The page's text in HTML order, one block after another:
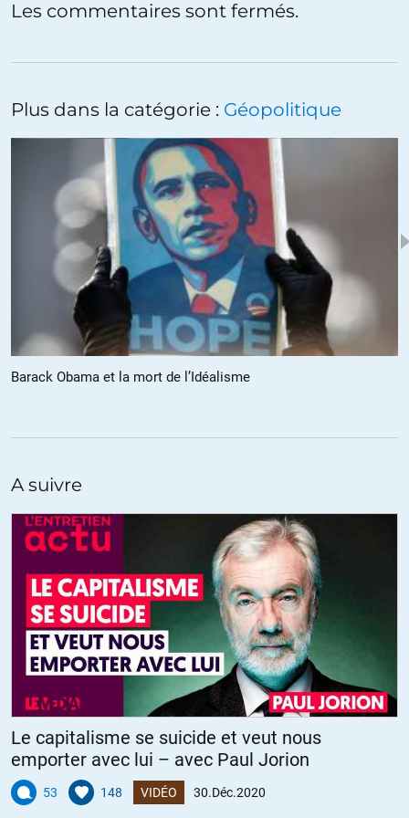
populations qui ne voudraient pas le voir se tarir afin de ne pas
Et ne vous en faites pas, il en va de même sur l’ensemble de la
planète, en dehors des pays « sous développés ».
L’énergie (ou plutôt sa transformation, on ne peut pas en créer
malgré toutes les incantations des prophètes de toutes sortes) a
TOUJOURS un coût « externalisé » : CO2, dérèglement climatique,
catastrophes naturelles, désastres écologiques) équivalent à celui de
l’énergie récupérée.
Si l’on se contente à échelle personnelle de récupérer l’énergie
impacts se trouveront alors concentrés en un seul point, ce qui
entraînera ensuite des désastres équivalents…
+5 ALERTER
Touriste//02.01.2021 à 03h24
Bonjour,
Peut-être que les gouvernements chinois et indiens n’ont que faire
de l’avis des « zécolos » (une branche cousine de celle des
« zélites ») aussi bien autochtones (s’ils existent) qu’occidentaux
(élevages en batterie). Et que d’autres raisons plus pragmatiques
seraient à l’oeuvre : l’énergie hydro-électrique serait bien plus
« pilotable » (terme très à la mode ces temps-ci) que le solaire et
l’éolien et moins coûteuse sur le long terme que le charbon ou a
Les commentaires sont fermés.
Plus dans la catégorie : Géopolitique
Barack Obama et la mort de l’Idéalisme
A suivre
Le capitalisme se suicide et veut nous
emporter avec lui – avec Paul Jorion
53 148 VIDÉO 30.Déc.2020